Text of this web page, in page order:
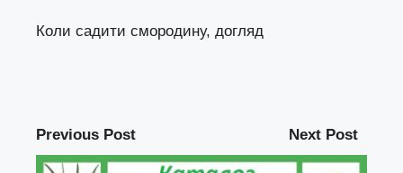
Коли садити смородину, догляд
Previous Post Next Post